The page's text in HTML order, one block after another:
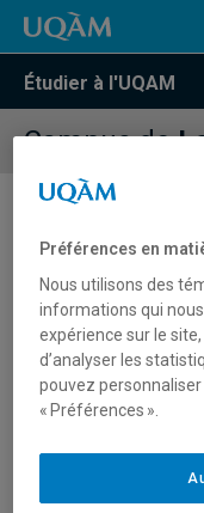
Étudier à l'UQAM
Campus de
Cours offerts
Recherche avancée
Préférences en
Nous utilisons des
informations qui
expérience sur le
d’analyser les
pouvez
« Préférences ».